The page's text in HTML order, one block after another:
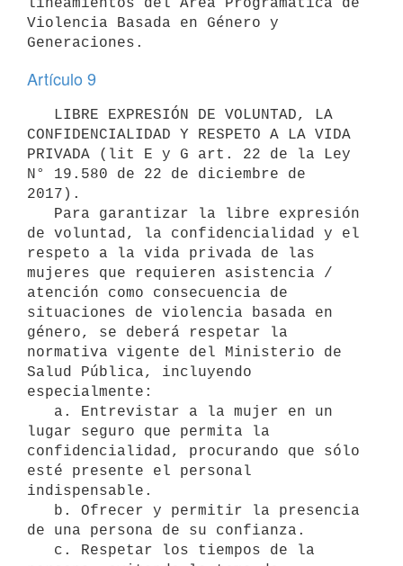
Violencia Basada en Género y
Artículo 9
CONFIDENCIALIDAD Y RESPETO A LA VIDA
PRIVADA (lit E y G art. 22 de la Ley
N° 19.580 de 22 de diciembre de
2017).
de voluntad, la confidencialidad y el
respeto a la vida privada de las
mujeres que requieren asistencia /
atención como consecuencia de
situaciones de violencia basada en
género, se deberá respetar la
normativa vigente del Ministerio de
Salud Pública, incluyendo
especialmente:
lugar seguro que permita la
confidencialidad, procurando que sólo
esté presente el personal
indispensable.
de una persona de su confianza.